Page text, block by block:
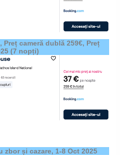
, Preț cameră dublă 259€, Preț
(7 nopți)
zbor și cazare, 1-8 Oct 2025